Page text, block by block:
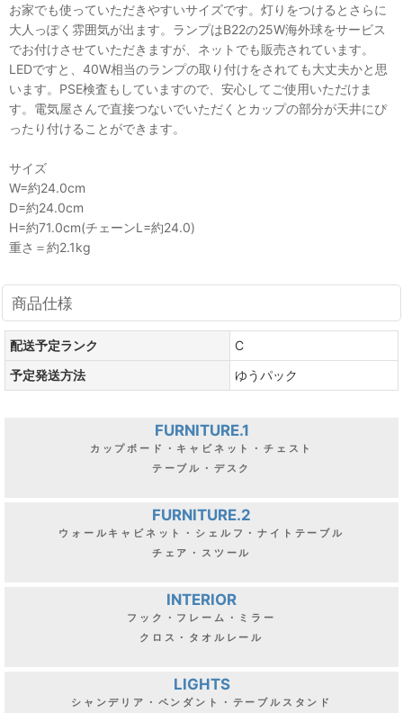
お家でも使っていただきやすいサイズです。灯りをつけるとさらに
大人っぽく雰囲気が出ます。ランプはB22の25W海外球をサービス
でお付けさせていただきますが、ネットでも販売されています。
LEDですと、40W相当のランプの取り付けをされても大丈夫かと思
います。PSE検査もしていますので、安心してご使用いただけま
す。電気屋さんで直接つないでいただくとカップの部分が天井にぴ
ったり付けることができます。
サイズ
W=約24.0cm
D=約24.0cm
H=約71.0cm(チェーンL=約24.0)
重さ＝約2.1kg
商品仕様
配送予定ランク
C
予定発送方法
ゆうパック
FURNITURE.1
カップボード・キャビネット・チェスト
テーブル・デスク
FURNITURE.2
ウォールキャビネット・シェルフ・ナイトテーブル
チェア・スツール
INTERIOR
フック・フレーム・ミラー
クロス・タオルレール
LIGHTS
シャンデリア・ペンダント・テーブルスタンド